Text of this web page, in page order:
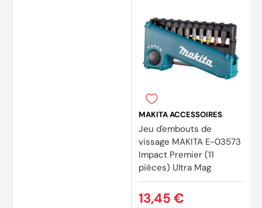
MAKITA ACCESSOIRES
Jeu d'embouts de
vissage MAKITA E-03573
Impact Premier (11
pièces) Ultra Mag
13,45 €